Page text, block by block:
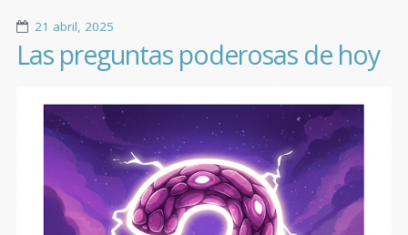
21 abril, 2025
Las preguntas poderosas de hoy